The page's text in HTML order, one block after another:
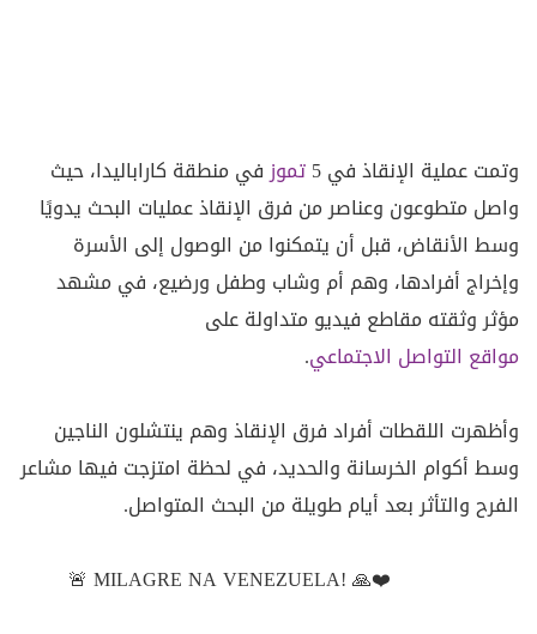
وتمت عملية الإنقاذ في 5 تموزفي منطقة كاراباليدا، حيث
واصل متطوعون وعناصر من فرق الإنقاذ عمليات البحث يدويًا
وسط الأنقاض، قبل أن يتمكنوا من الوصول إلى الأسرة
وإخراج أفرادها، وهم أم وشاب وطفل ورضيع، في مشهد
مؤثر وثقته مقاطع فيديو متداولة على
مواقع التواصل الاجتماعي.
وأظهرت اللقطات أفراد فرق الإنقاذ وهم ينتشلون الناجين
وسط أكوام الخرسانة والحديد، في لحظة امتزجت فيها مشاعر
الفرح والتأثر بعد أيام طويلة من البحث المتواصل.
🚨 MILAGRE NA VENEZUELA! 🙏❤️